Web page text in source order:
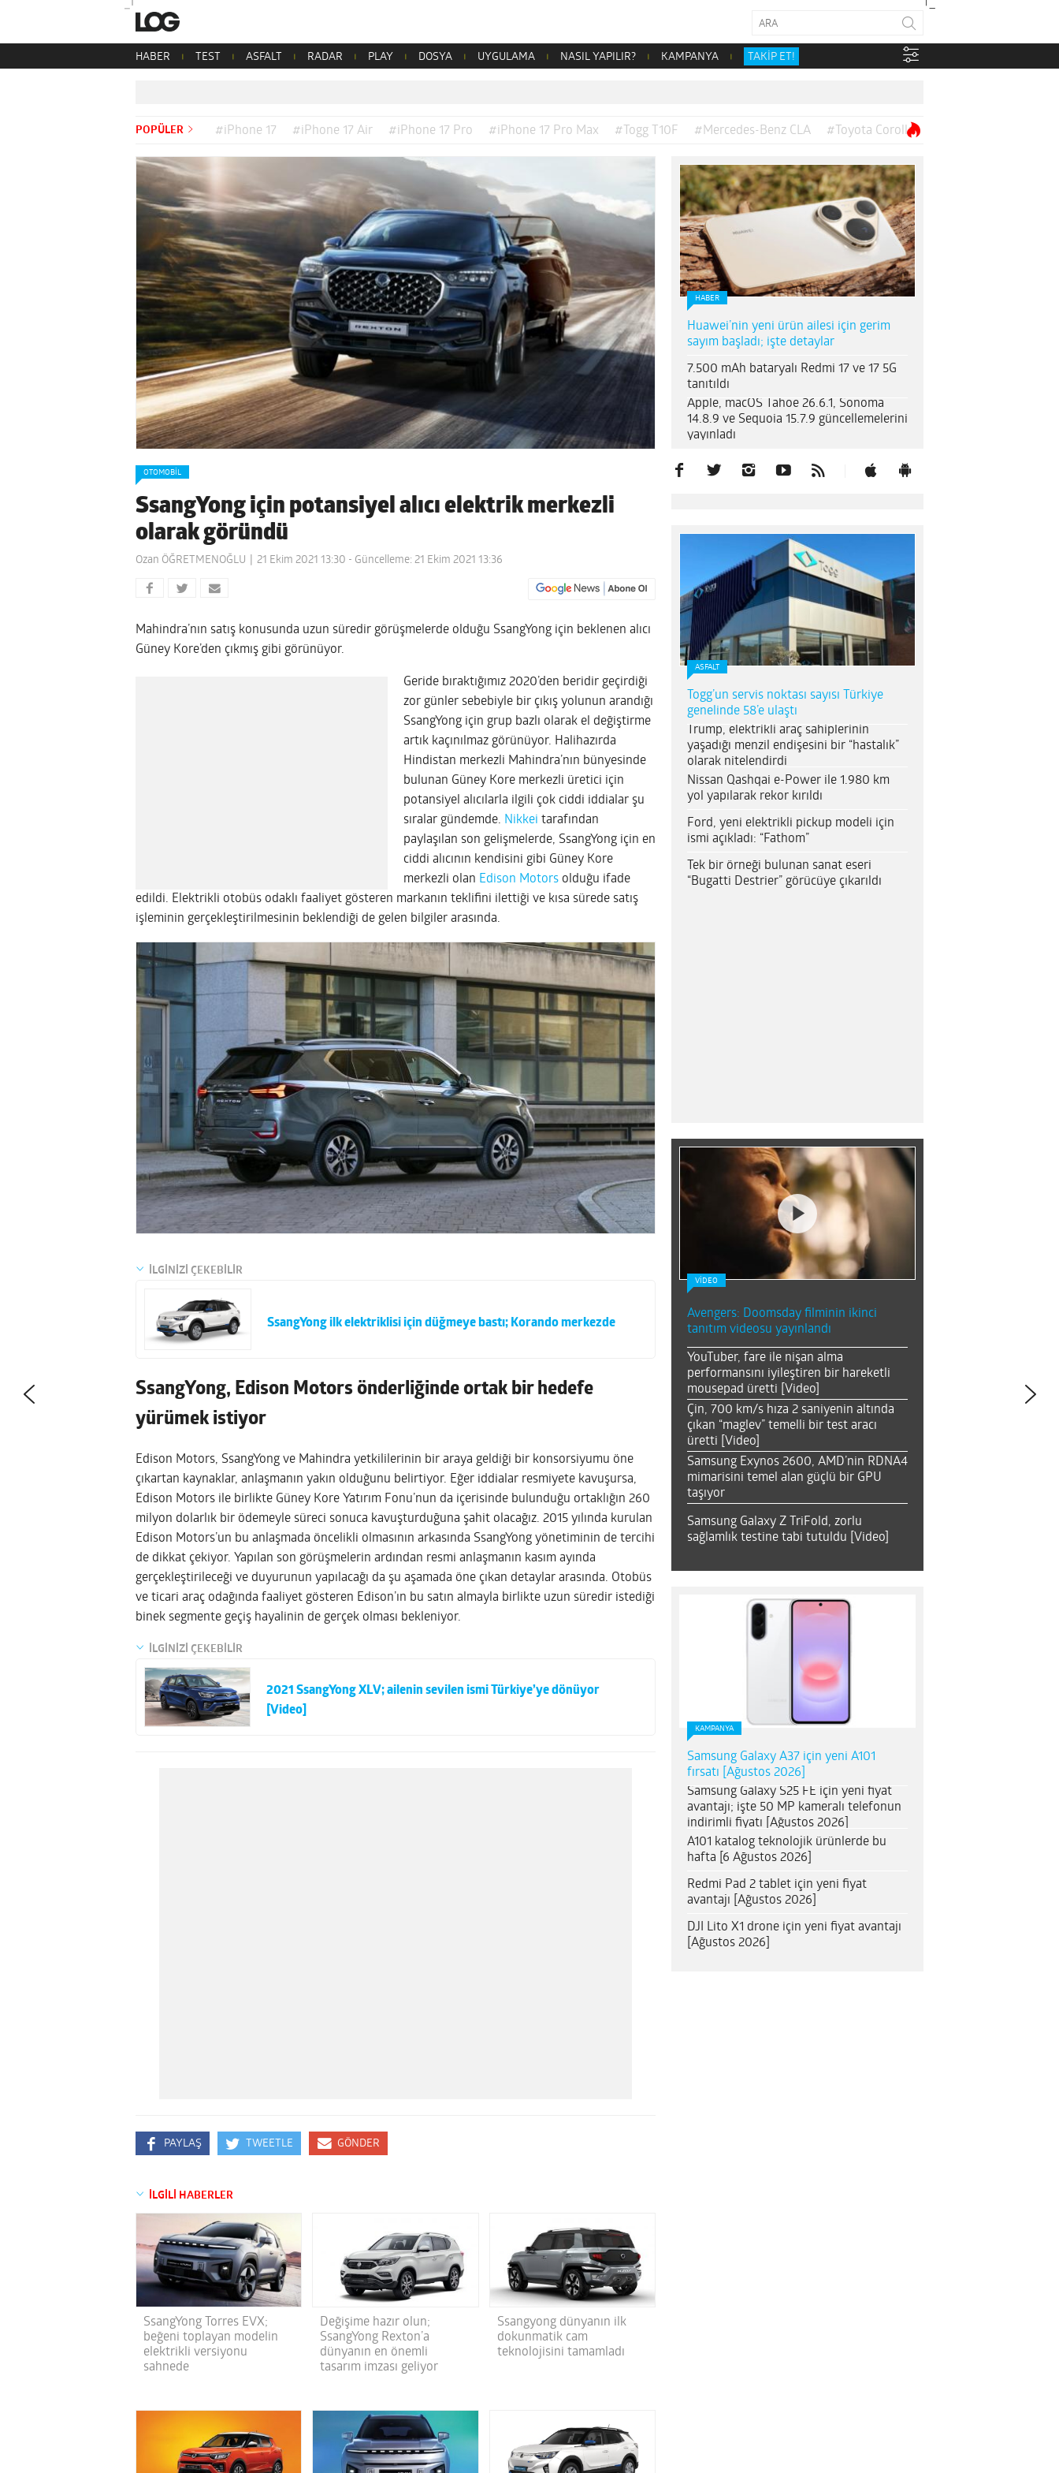
HABER TEST ASFALT RADAR PLAY DOSYA UYGULAMA NASIL YAPILIR? KAMPANYA TAKİP ET!
POPÜLER #iPhone 17 #iPhone 17 Air #iPhone 17 Pro #iPhone 17 Pro Max #Togg T10F #Mercedes-Benz CLA #Toyota Corolla
OTOMOBIL
SsangYong için potansiyel alıcı elektrik merkezli
olarak göründü
Ozan ÖĞRETMENOĞLU 21 Ekim 2021 13:30 - Güncelleme: 21 Ekim 2021 13:36
Mahindra’nın satış konusunda uzun süredir görüşmelerde olduğu SsangYong için beklenen alıcı
Güney Kore’den çıkmış gibi görünüyor.
Geride bıraktığımız 2020’den beridir geçirdiği
zor günler sebebiyle bir çıkış yolunun arandığı
SsangYong için grup bazlı olarak el değiştirme
artık kaçınılmaz görünüyor. Halihazırda
Hindistan merkezli Mahindra’nın bünyesinde
bulunan Güney Kore merkezli üretici için
potansiyel alıcılarla ilgili çok ciddi iddialar şu
sıralar gündemde. Nikkei tarafından
paylaşılan son gelişmelerde, SsangYong için en
ciddi alıcının kendisini gibi Güney Kore
merkezli olan Edison Motors olduğu ifade
edildi. Elektrikli otobüs odaklı faaliyet gösteren markanın teklifini ilettiği ve kısa sürede satış
işleminin gerçekleştirilmesinin beklendiği de gelen bilgiler arasında.
İLGİNİZİ ÇEKEBİLİR
SsangYong ilk elektriklisi için düğmeye bastı; Korando merkezde
SsangYong, Edison Motors önderliğinde ortak bir hedefe
yürümek istiyor
Edison Motors, SsangYong ve Mahindra yetkililerinin bir araya geldiği bir konsorsiyumu öne
çıkartan kaynaklar, anlaşmanın yakın olduğunu belirtiyor. Eğer iddialar resmiyete kavuşursa,
Edison Motors ile birlikte Güney Kore Yatırım Fonu’nun da içerisinde bulunduğu ortaklığın 260
milyon dolarlık bir ödemeyle süreci sonuca kavuşturduğuna şahit olacağız. 2015 yılında kurulan
Edison Motors’un bu anlaşmada öncelikli olmasının arkasında SsangYong yönetiminin de tercihi
de dikkat çekiyor. Yapılan son görüşmelerin ardından resmi anlaşmanın kasım ayında
gerçekleştirileceği ve duyurunun yapılacağı da şu aşamada öne çıkan detaylar arasında. Otobüs
ve ticari araç odağında faaliyet gösteren Edison’ın bu satın almayla birlikte uzun süredir istediği
binek segmente geçiş hayalinin de gerçek olması bekleniyor.
İLGİNİZİ ÇEKEBİLİR
2021 SsangYong XLV; ailenin sevilen ismi Türkiye’ye dönüyor
[Video]
PAYLAŞ TWEETLE GÖNDER
İLGİLİ HABERLER
SsangYong Torres EVX;
beğeni toplayan modelin
elektrikli versiyonu
sahnede
Değişime hazır olun;
SsangYong Rexton’a
dünyanın en önemli
tasarım imzası geliyor
Ssangyong dünyanın ilk
dokunmatik cam
teknolojisini tamamladı
HABER
Huawei’nin yeni ürün ailesi için gerim
sayım başladı; işte detaylar
7.500 mAh bataryalı Redmi 17 ve 17 5G
tanıtıldı
Apple, macOS Tahoe 26.6.1, Sonoma
14.8.9 ve Sequoia 15.7.9 güncellemelerini
yayınladı
ASFALT
Togg’un servis noktası sayısı Türkiye
genelinde 58’e ulaştı
Trump, elektrikli araç sahiplerinin
yaşadığı menzil endişesini bir “hastalık”
olarak nitelendirdi
Nissan Qashqai e-Power ile 1.980 km
yol yapılarak rekor kırıldı
Ford, yeni elektrikli pickup modeli için
ismi açıkladı: “Fathom”
Tek bir örneği bulunan sanat eseri
“Bugatti Destrier” görücüye çıkarıldı
VİDEO
Avengers: Doomsday filminin ikinci
tanıtım videosu yayınlandı
YouTuber, fare ile nişan alma
performansını iyileştiren bir hareketli
mousepad üretti [Video]
Çin, 700 km/s hıza 2 saniyenin altında
çıkan “maglev” temelli bir test aracı
üretti [Video]
Samsung Exynos 2600, AMD’nin RDNA4
mimarisini temel alan güçlü bir GPU
taşıyor
Samsung Galaxy Z TriFold, zorlu
sağlamlık testine tabi tutuldu [Video]
KAMPANYA
Samsung Galaxy A37 için yeni A101
fırsatı [Ağustos 2026]
Samsung Galaxy S25 FE için yeni fiyat
avantajı; işte 50 MP kameralı telefonun
indirimli fiyatı [Ağustos 2026]
A101 katalog teknolojik ürünlerde bu
hafta [6 Ağustos 2026]
Redmi Pad 2 tablet için yeni fiyat
avantajı [Ağustos 2026]
DJI Lito X1 drone için yeni fiyat avantajı
[Ağustos 2026]